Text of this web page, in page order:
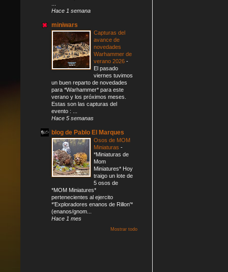
Hace 1 semana
miniwars
Capturas del
avance de
novedades
Warhammer de
verano 2026 -
El pasado
viernes tuvimos
un buen reparto de novedades
para *Warhammer* para este
verano y los próximos meses.
Estas son las capturas del
evento : ...
Hace 5 semanas
blog de Pablo El Marques
Osos de MOM
Miniaturas -
*Miniaturas de
Mom
Miniatures* Hoy
traigo un lote de
5 osos de
*MOM Miniatures*
pertenecientes al ejercito
*'Exploradores enanos de Rillon'*
(enanos/gnom...
Hace 1 mes
Mostrar todo